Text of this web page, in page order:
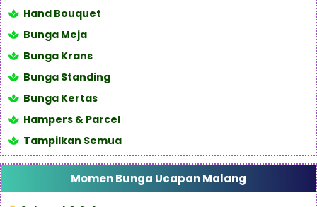
Hand Bouquet
Bunga Meja
Bunga Krans
Bunga Standing
Bunga Kertas
Hampers & Parcel
Tampilkan Semua
Momen Bunga Ucapan Malang